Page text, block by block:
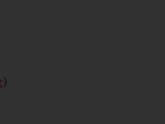
magyaros
és vidámak
gépjármű-
)